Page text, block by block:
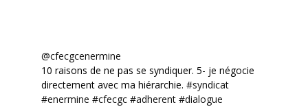
@cfecgcenermine
10 raisons de ne pas se syndiquer. 5- je négocie
directement avec ma hiérarchie. #syndicat
#enermine #cfecgc #adherent #dialogue